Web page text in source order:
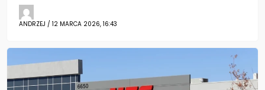
ANDRZEJ / 12 MARCA 2026, 16:43